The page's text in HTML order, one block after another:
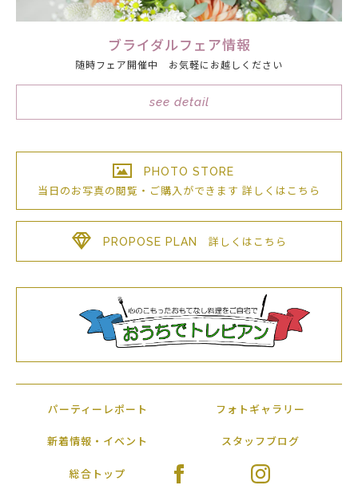
ブライダルフェア情報
随時フェア開催中 お気軽にお越しください
see detail
PHOTO STORE
当日のお写真の閲覧・ご購入ができます 詳しくはこちら
PROPOSE PLAN 詳しくはこちら
パーティーレポート フォトギャラリー
新着情報・イベント スタッフブログ
総合トップ